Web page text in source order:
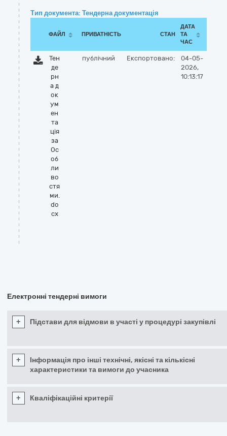
Тип документа: Тендерна документація
ФАЙЛ ПРИВАТНІСТЬ СТАН
ДАТА
ТА
ЧАС
Тен
де
рн
а д
ок
ум
ен
та
ція
за
Ос
об
ли
во
стя
ми.
do
cx
публічний Експортовано:
04-05-
2026,
10:13:17
Електронні тендерні вимоги
+ Підстави для відмови в участі у процедурі закупівлі
+
Інформація про інші технічні, якісні та кількісні
характеристики та вимоги до учасника
+ Кваліфікаційні критерії